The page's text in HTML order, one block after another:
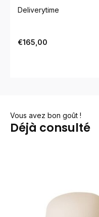
Deliverytime
€165,00
Vous avez bon goût !
Déjà consulté